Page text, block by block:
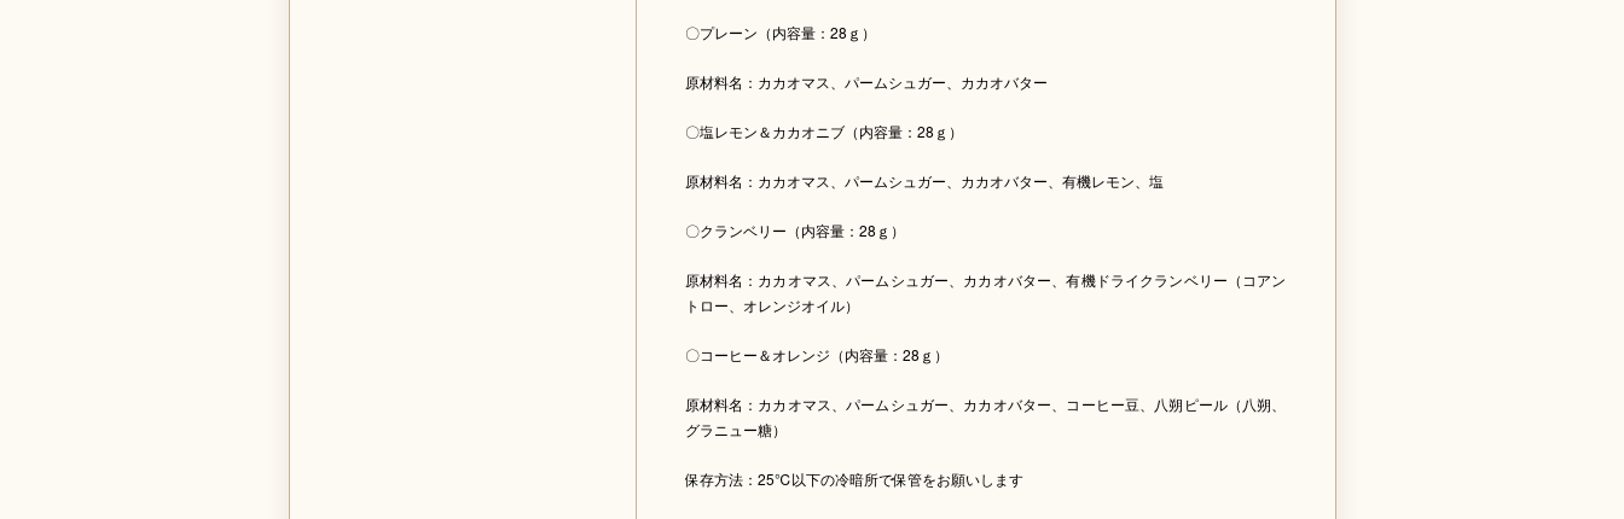
〇プレーン（内容量：28ｇ）
原材料名：カカオマス、パームシュガー、カカオバター
〇塩レモン＆カカオニブ（内容量：28ｇ）
原材料名：カカオマス、パームシュガー、カカオバター、有機レモン、塩
〇クランベリー（内容量：28ｇ）
原材料名：カカオマス、パームシュガー、カカオバター、有機ドライクランベリー（コアン
トロー、オレンジオイル）
〇コーヒー＆オレンジ（内容量：28ｇ）
原材料名：カカオマス、パームシュガー、カカオバター、コーヒー豆、八朔ピール（八朔、
グラニュー糖）
保存方法：25℃以下の冷暗所で保管をお願いします